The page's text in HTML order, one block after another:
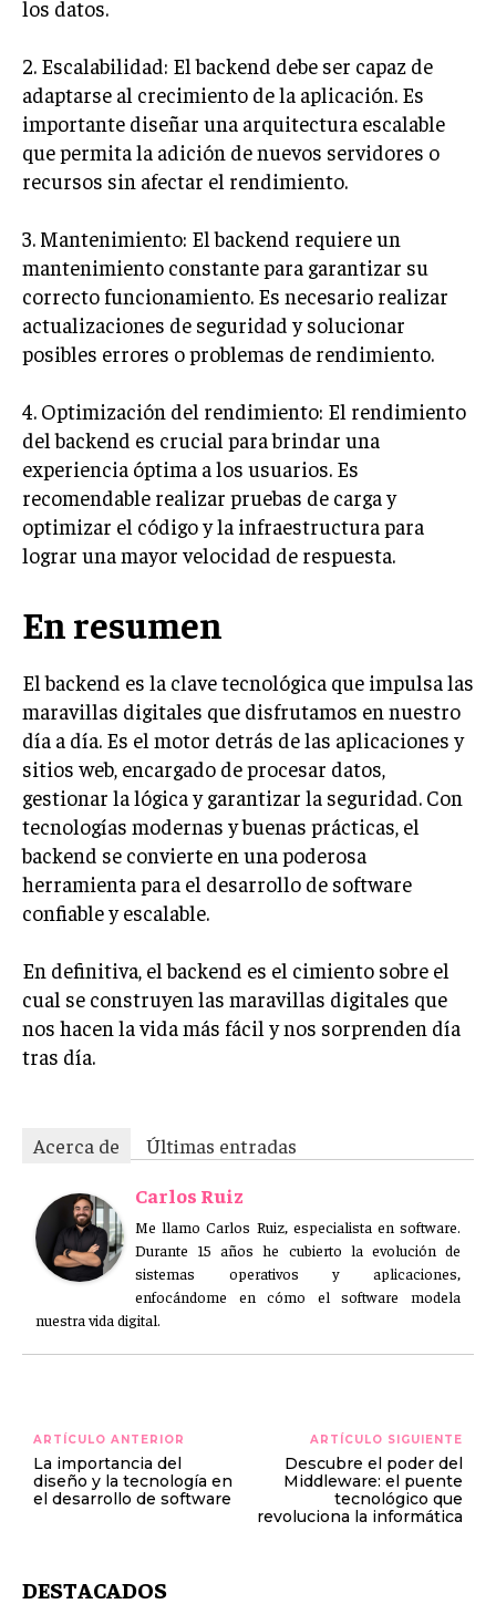
los datos.
2. Escalabilidad: El backend debe ser capaz de
adaptarse al crecimiento de la aplicación. Es
importante diseñar una arquitectura escalable
que permita la adición de nuevos servidores o
recursos sin afectar el rendimiento.
3. Mantenimiento: El backend requiere un
mantenimiento constante para garantizar su
correcto funcionamiento. Es necesario realizar
actualizaciones de seguridad y solucionar
posibles errores o problemas de rendimiento.
4. Optimización del rendimiento: El rendimiento
del backend es crucial para brindar una
experiencia óptima a los usuarios. Es
recomendable realizar pruebas de carga y
optimizar el código y la infraestructura para
lograr una mayor velocidad de respuesta.
En resumen
El backend es la clave tecnológica que impulsa las
maravillas digitales que disfrutamos en nuestro
día a día. Es el motor detrás de las aplicaciones y
sitios web, encargado de procesar datos,
gestionar la lógica y garantizar la seguridad. Con
tecnologías modernas y buenas prácticas, el
backend se convierte en una poderosa
herramienta para el desarrollo de software
confiable y escalable.
En definitiva, el backend es el cimiento sobre el
cual se construyen las maravillas digitales que
nos hacen la vida más fácil y nos sorprenden día
tras día.
Acerca de
Últimas entradas
Carlos Ruiz
Me llamo Carlos Ruiz, especialista en software.
Durante 15 años he cubierto la evolución de
sistemas operativos y aplicaciones,
enfocándome en cómo el software modela
nuestra vida digital.
ARTÍCULO ANTERIOR
La importancia del
diseño y la tecnología en
el desarrollo de software
ARTÍCULO SIGUIENTE
Descubre el poder del
Middleware: el puente
tecnológico que
revoluciona la informática
DESTACADOS